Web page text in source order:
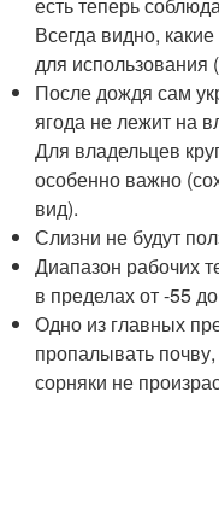
есть теперь
Всегда видно,
для использования
После дождя сам
ягода не лежит на
Для владельцев
особенно важно
вид).
Слизни не будут
Диапазон рабочих
в пределах от -55
Одно из главных
пропалывать
сорняки не